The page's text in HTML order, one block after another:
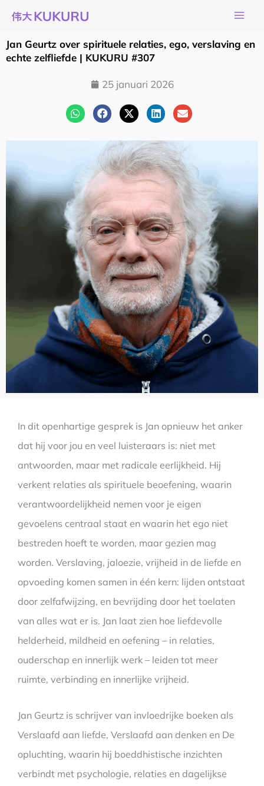
naar
de
inhoud
Jan Geurtz over spirituele relaties, ego, verslaving en
echte zelfliefde | KUKURU #307
25 januari 2026
In dit openhartige gesprek is Jan opnieuw het anker
dat hij voor jou en veel luisteraars is: niet met
antwoorden, maar met radicale eerlijkheid. Hij
verkent relaties als spirituele beoefening, waarin
verantwoordelijkheid nemen voor je eigen
gevoelens centraal staat en waarin het ego niet
bestreden hoeft te worden, maar gezien mag
worden. Verslaving, jaloezie, vrijheid in de liefde en
opvoeding komen samen in één kern: lijden ontstaat
door zelfafwijzing, en bevrijding door het toelaten
van alles wat er is. Jan laat zien hoe liefdevolle
helderheid, mildheid en oefening – in relaties,
ouderschap en innerlijk werk – leiden tot meer
ruimte, verbinding en innerlijke vrijheid.
Jan Geurtz is schrijver van invloedrijke boeken als
Verslaafd aan liefde, Verslaafd aan denken en De
opluchting, waarin hij boeddhistische inzichten
verbindt met psychologie, relaties en dagelijkse